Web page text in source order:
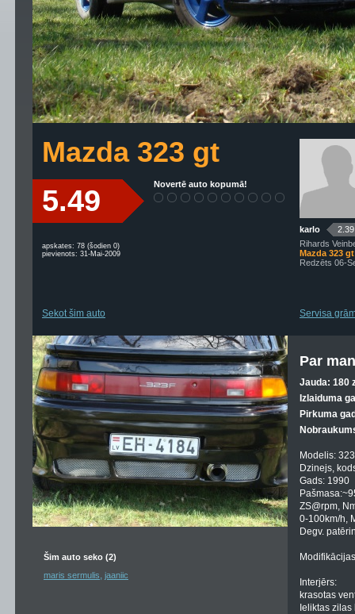
Mazda 323 gt
5.49 Novertē auto kopumā!
apskates: 78 (šodien 0)
pievienots: 31-Mai-2009
Sekot šim auto
karlo
2.39
Rihards
Mazda 323 gt
Redzēts 06-
Servisa
Šim auto seko (2)
maris sermulis, jaaniic
Par
Jauda: 180
Izlaiduma
Pirkuma
Modelis:
Dzinejs,
Gads: 1990
ZS@rpm,
0-100km/h,
Degv.
Interjērs:
krasotas
Ieliktas